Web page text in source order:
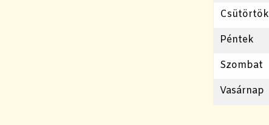
Csütörtök
Péntek
Szombat
Vasárnap